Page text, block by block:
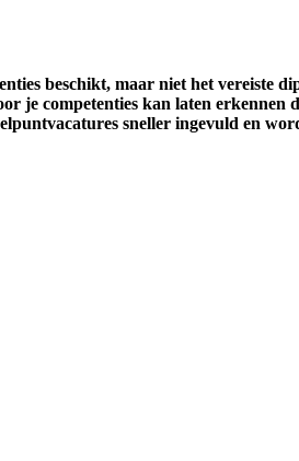
beschikt, maar niet het vereiste
je competenties kan laten erkennen
sneller ingevuld en